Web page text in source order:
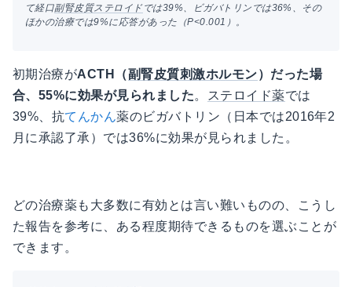
て経口副腎皮質ステロイドでは39%、ビガバトリンでは36%、その
ほかの治療では9%に応答があった（P<0.001）。
初期治療がACTH（ 副腎皮質刺激ホルモン）だった場
合、55%に効果が見られました。 ステロイド薬では
39%、抗てんかん薬のビガバトリン（日本では2016年2
月に承認了承）では36%に効果が見られました。
どの治療薬も大多数に有効とは言い難いものの、こうし
た報告を参考に、ある程度期待できるものを選ぶことが
できます。